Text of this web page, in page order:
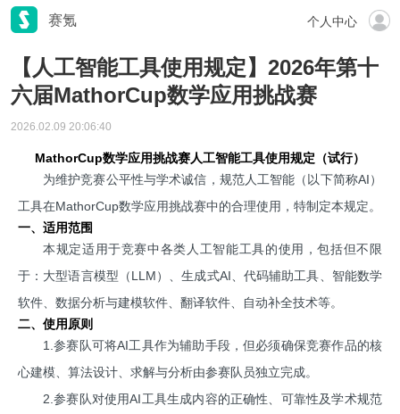
赛氪 个人中心
【人工智能工具使用规定】2026年第十
六届MathorCup数学应用挑战赛
2026.02.09 20:06:40
MathorCup数学应用挑战赛人工智能工具使用规定 （试行）
为维护竞赛公平性与学术诚信，规范人工智能（以下简称AI）
工具在MathorCup数学应用挑战赛中的合理使用，特制定本规定。
一、适用范围
本规定适用于竞赛中各类人工智能工具的使用，包括但不限
于：大型语言模型（LLM）、生成式AI、代码辅助工具、智能数学
软件、数据分析与建模软件、翻译软件、自动补全技术等。
二、使用原则
1.参赛队可将AI工具作为辅助手段，但必须确保竞赛作品的核
心建模、算法设计、求解与分析由参赛队员独立完成。
2.参赛队对使用AI工具生成内容的正确性、可靠性及学术规范